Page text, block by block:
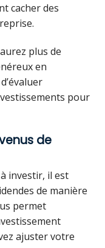
cacher des
plus de
en
pour
de
investir, il est
de manière
permet
ajuster votre